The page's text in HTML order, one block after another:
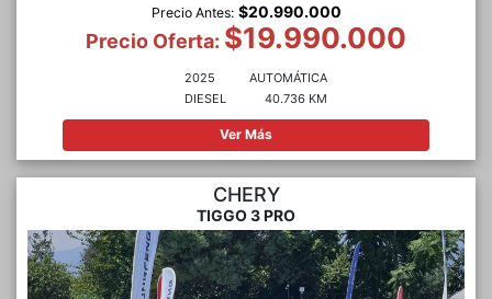
Precio Antes: $20.990.000
Precio Oferta: $19.990.000
2025
DIESEL
AUTOMÁTICA
40.736 KM
Ver Más
CHERY
TIGGO 3 PRO